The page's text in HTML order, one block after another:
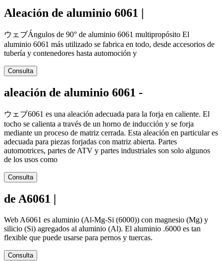
Aleación de aluminio 6061 |
ウェブÁngulos de 90° de aluminio 6061 multipropósito El
aluminio 6061 más utilizado se fabrica en todo, desde accesorios de
tubería y contenedores hasta automoción y
Consulta
aleación de aluminio 6061 -
ウェブ6061 es una aleación adecuada para la forja en caliente. El
tocho se calienta a través de un horno de inducción y se forja
mediante un proceso de matriz cerrada. Esta aleación en particular es
adecuada para piezas forjadas con matriz abierta. Partes
automotrices, partes de ATV y partes industriales son solo algunos
de los usos como
Consulta
de A6061 |
Web A6061 es aluminio (Al-Mg-Si (6000)) con magnesio (Mg) y
silicio (Si) agregados al aluminio (Al). El aluminio .6000 es tan
flexible que puede usarse para pernos y tuercas.
Consulta